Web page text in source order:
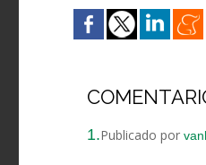
1.Publicado por